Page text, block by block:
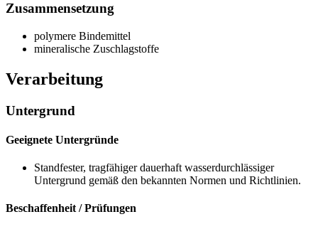
Zusammensetzung
polymere Bindemittel
mineralische Zuschlagstoffe
Verarbeitung
Untergrund
Geeignete Untergründe
Standfester, tragfähiger dauerhaft wasserdurchlässiger
Untergrund gemäß den bekannten Normen und Richtlinien.
Beschaffenheit / Prüfungen